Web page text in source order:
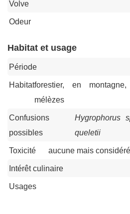
Volve
Odeur
Habitat et usage
Période
Habitatforestier, en
mélèzes
Confusions
possibles
Hygrophorus
queletii
Toxicité
aucune mais
Intérêt culinaire
Usages